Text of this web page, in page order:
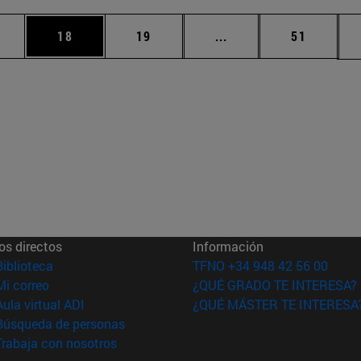
Use TAB para desplazarse.
Página
18 Página
19 ... Páginas intermedias
Página
51
directos
(abre en nueva ventana)
correo(abre en nueva ventana)
virtual ADI (abre en nueva ventana)
de personas(abre en nueva ventana)
con nosotros(abre en nueva ventana)
Información
TFNO +34 948 42 56 00
¿QUÉ GRADO TE INTERESA?
¿QUÉ MÁSTER TE